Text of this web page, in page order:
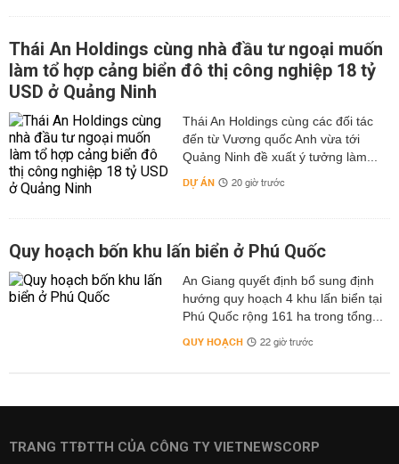
Thái An Holdings cùng nhà đầu tư ngoại muốn
làm tổ hợp cảng biển đô thị công nghiệp 18 tỷ
USD ở Quảng Ninh
Thái An Holdings cùng các đối tác
đến từ Vương quốc Anh vừa tới
Quảng Ninh đề xuất ý tưởng làm...
DỰ ÁN 20 giờ trước
Quy hoạch bốn khu lấn biển ở Phú Quốc
An Giang quyết định bổ sung định
hướng quy hoạch 4 khu lấn biển tại
Phú Quốc rộng 161 ha trong tổng...
QUY HOẠCH 22 giờ trước
TRANG TTĐTTH CỦA CÔNG TY VIETNEWSCORP